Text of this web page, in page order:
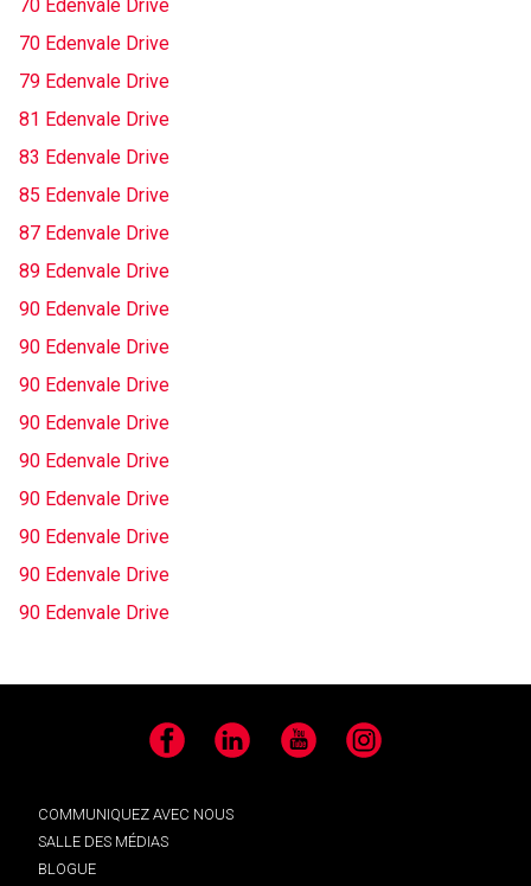
70 Edenvale Drive
70 Edenvale Drive
79 Edenvale Drive
81 Edenvale Drive
83 Edenvale Drive
85 Edenvale Drive
87 Edenvale Drive
89 Edenvale Drive
90 Edenvale Drive
90 Edenvale Drive
90 Edenvale Drive
90 Edenvale Drive
90 Edenvale Drive
90 Edenvale Drive
90 Edenvale Drive
90 Edenvale Drive
90 Edenvale Drive
Facebook LinkedIn YouTube Instagram
COMMUNIQUEZ AVEC NOUS
SALLE DES MÉDIAS
BLOGUE